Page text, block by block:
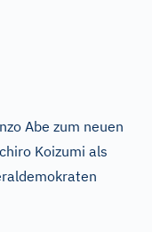
Abe zum neuen
Koizumi als